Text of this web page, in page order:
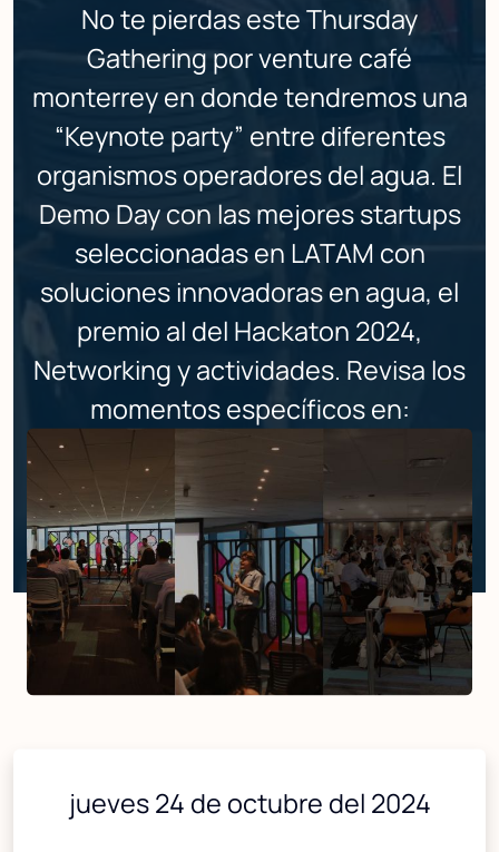
No te pierdas este Thursday
Gathering por venture café
monterrey en donde tendremos una
“Keynote party” entre diferentes
organismos operadores del agua. El
Demo Day con las mejores startups
seleccionadas en LATAM con
soluciones innovadoras en agua, el
premio al del Hackaton 2024,
Networking y actividades. Revisa los
momentos específicos en:
https://venturecafemonterrey.org/
jueves 24 de octubre del 2024